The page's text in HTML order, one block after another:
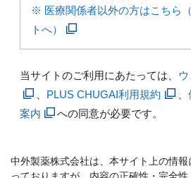
※ 医療関係者以外の方はこちら
トへ）
当サイトのご利用にあたっては、
PLUS CHUGAI利用規約
案内
への同意が必要です。
中外製薬株式会社は、本サイト上の情
っておりますが、内容の正確性・完全